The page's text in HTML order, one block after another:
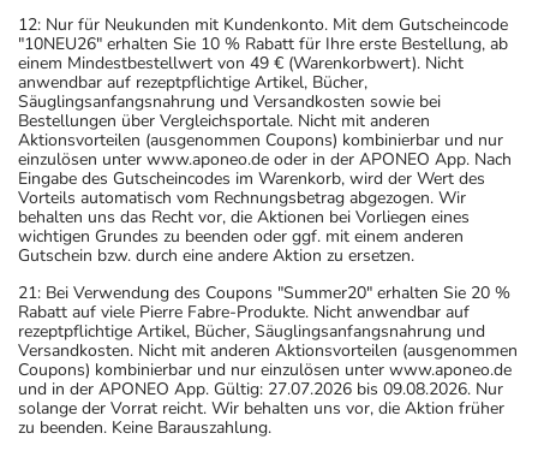
12: Nur für Neukunden mit Kundenkonto. Mit dem Gutscheincode
"10NEU26" erhalten Sie 10 % Rabatt für Ihre erste Bestellung, ab
einem Mindestbestellwert von 49 € (Warenkorbwert). Nicht
anwendbar auf rezeptpflichtige Artikel, Bücher,
Säuglingsanfangsnahrung und Versandkosten sowie bei
Bestellungen über Vergleichsportale. Nicht mit anderen
Aktionsvorteilen (ausgenommen Coupons) kombinierbar und nur
einzulösen unter www.aponeo.de oder in der APONEO App. Nach
Eingabe des Gutscheincodes im Warenkorb, wird der Wert des
Vorteils automatisch vom Rechnungsbetrag abgezogen. Wir
behalten uns das Recht vor, die Aktionen bei Vorliegen eines
wichtigen Grundes zu beenden oder ggf. mit einem anderen
Gutschein bzw. durch eine andere Aktion zu ersetzen.
21: Bei Verwendung des Coupons "Summer20" erhalten Sie 20 %
Rabatt auf viele Pierre Fabre-Produkte. Nicht anwendbar auf
rezeptpflichtige Artikel, Bücher, Säuglingsanfangsnahrung und
Versandkosten. Nicht mit anderen Aktionsvorteilen (ausgenommen
Coupons) kombinierbar und nur einzulösen unter www.aponeo.de
und in der APONEO App. Gültig: 27.07.2026 bis 09.08.2026. Nur
solange der Vorrat reicht. Wir behalten uns vor, die Aktion früher
zu beenden. Keine Barauszahlung.